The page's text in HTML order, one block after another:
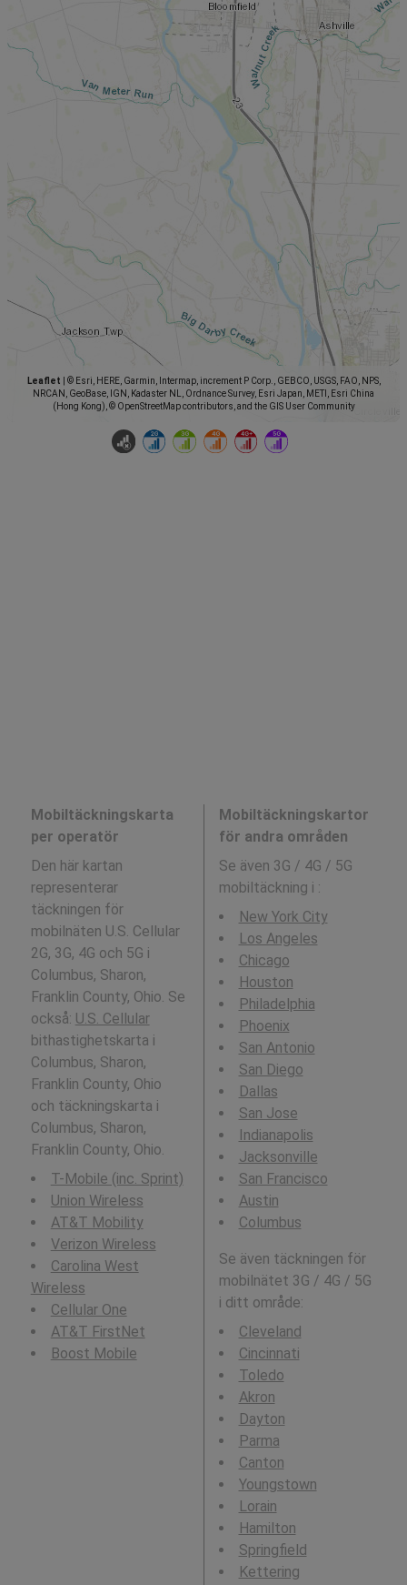
Leaflet
© Esri, HERE, Garmin, Intermap, increment P Corp., GEBCO, USGS, FAO, NPS,
NRCAN, GeoBase, IGN, Kadaster NL, Ordnance Survey, Esri Japan, METI, Esri China
(Hong Kong), © OpenStreetMap contributors, and the GIS User Community
Mobiltäckningskarta
per operatör
Den här kartan
representerar
täckningen för
mobilnäten U.S. Cellular
2G, 3G, 4G och 5G i
Columbus, Sharon,
Franklin County, Ohio. Se
också: U.S. Cellular
bithastighetskarta i
Columbus, Sharon,
Franklin County, Ohio
och täckningskarta i
Columbus, Sharon,
Franklin County, Ohio.
T-Mobile (inc. Sprint)
Union Wireless
AT&T Mobility
Verizon Wireless
Carolina West
Wireless
Cellular One
AT&T FirstNet
Boost Mobile
Mobiltäckningskartor
för andra områden
Se även 3G / 4G / 5G
mobiltäckning i :
New York City
Los Angeles
Chicago
Houston
Philadelphia
Phoenix
San Antonio
San Diego
Dallas
San Jose
Indianapolis
Jacksonville
San Francisco
Austin
Columbus
Se även täckningen för
mobilnätet 3G / 4G / 5G
i ditt område:
Cleveland
Cincinnati
Toledo
Akron
Dayton
Parma
Canton
Youngstown
Lorain
Hamilton
Springfield
Kettering